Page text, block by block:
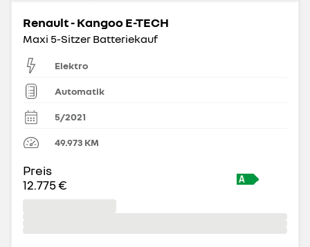
Renault - Kangoo E-TECH
Maxi 5-Sitzer Batteriekauf
Elektro
Automatik
5/2021
49.973 KM
Preis
12.775 €